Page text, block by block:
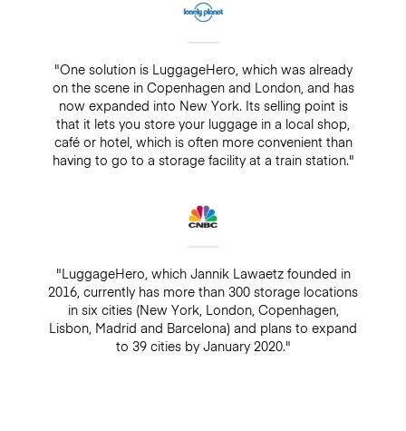
"One solution is LuggageHero, which was already
on the scene in Copenhagen and London, and has
now expanded into New York. Its selling point is
that it lets you store your luggage in a local shop,
café or hotel, which is often more convenient than
having to go to a storage facility at a train station."
"LuggageHero, which Jannik Lawaetz founded in
2016, currently has more than 300 storage locations
in six cities (New York, London, Copenhagen,
Lisbon, Madrid and Barcelona) and plans to expand
to 39 cities by January 2020."